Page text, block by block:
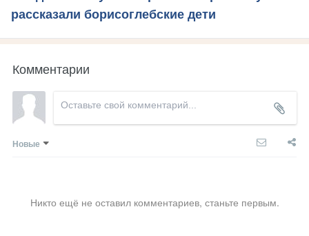
рассказали борисоглебские дети
Комментарии
Новые
Никто ещё не оставил комментариев, станьте первым.